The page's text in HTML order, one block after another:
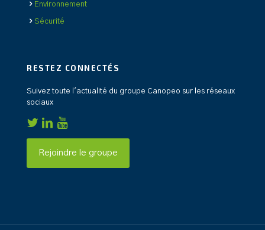
Environnement
Sécurité
RESTEZ CONNECTÉS
Suivez toute l'actualité du groupe Canopeo sur les réseaux
sociaux
Rejoindre le groupe